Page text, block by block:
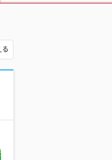
る